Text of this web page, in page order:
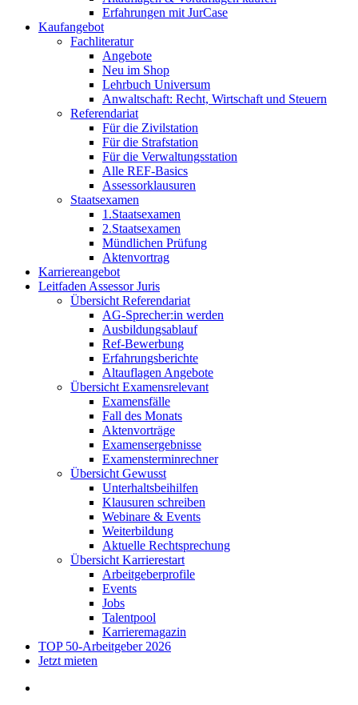
Erfahrungen mit JurCase
Kaufangebot
Fachliteratur
Angebote
Neu im Shop
Lehrbuch Universum
Anwaltschaft: Recht, Wirtschaft und Steuern
Referendariat
Für die Zivilstation
Für die Strafstation
Für die Verwaltungsstation
Alle REF-Basics
Assessorklausuren
Staatsexamen
1.Staatsexamen
2.Staatsexamen
Mündlichen Prüfung
Aktenvortrag
Karriereangebot
Leitfaden Assessor Juris
Übersicht Referendariat
AG-Sprecher:in werden
Ausbildungsablauf
Ref-Bewerbung
Erfahrungsberichte
Altauflagen Angebote
Übersicht Examensrelevant
Examensfälle
Fall des Monats
Aktenvorträge
Examensergebnisse
Examensterminrechner
Übersicht Gewusst
Unterhaltsbeihilfen
Klausuren schreiben
Webinare & Events
Weiterbildung
Aktuelle Rechtsprechung
Übersicht Karrierestart
Arbeitgeberprofile
Events
Jobs
Talentpool
Karrieremagazin
TOP 50-Arbeitgeber 2026
Jetzt mieten